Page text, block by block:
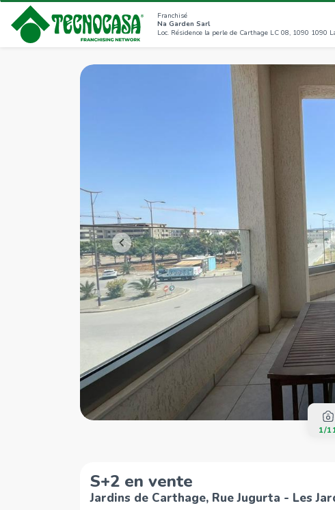
Franchisé
Na Garden Sarl
1/
S+2 en vente
Jardins de Carthage, Rue Jugurta - Les